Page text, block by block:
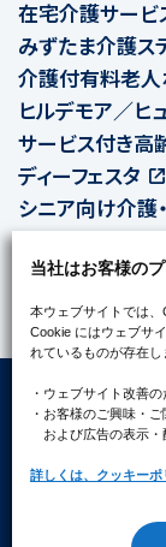
在宅介護サービ
みずたま介護ス
介護付有料老人
ヒルデモア／ヒ
サービス付き高
ディーフェスタ
シニア向け介護
法人向け
ソリューション
当社はお客様の
本ウェブサイトでは、
Cookie にはウェブサ
れているものが存在し
・ウェブサイト改善
・お客様のご興味・
および広告の表示
詳しくは、クッキー